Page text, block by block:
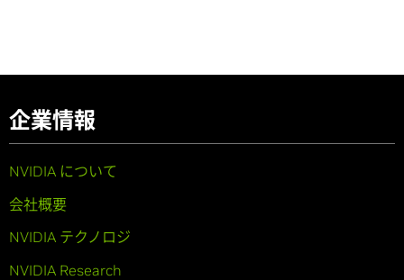
企業情報
NVIDIA について
会社概要
NVIDIA テクノロジ
NVIDIA Research